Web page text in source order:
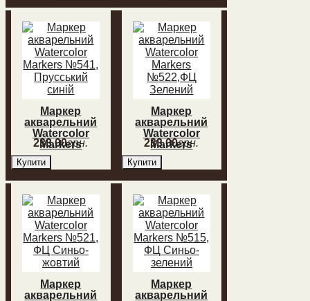
Маркер
акварельний
Watercolor
Markers
№541,
Прусський
233,00грн.
Купити
Маркер
акварельний
Watercolor
Markers
№522,ФЦ
Зелений
233,00грн.
Купити
Маркер
акварельний
Маркер
акварельний